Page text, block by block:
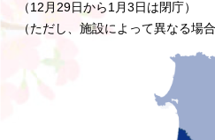
（12月29日から1月3日は閉庁）
（ただし、施設によって異なる場合